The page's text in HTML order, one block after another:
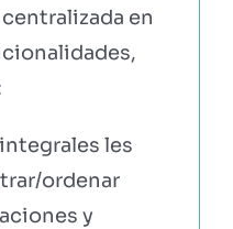
en
les
ordenar
y